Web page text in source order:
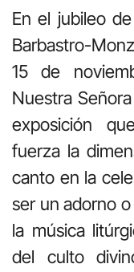
En el jubileo
Barbastro-
15 de
Nuestra
exposición
fuerza la
canto en la
ser un adorno
la música
del culto